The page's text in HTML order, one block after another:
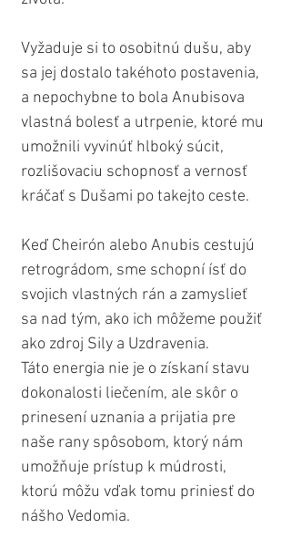
Vyžaduje si to osobitnú dušu, aby
sa jej dostalo takéhoto postavenia,
a nepochybne to bola Anubisova
vlastná bolesť a utrpenie, ktoré mu
umožnili vyvinúť hlboký súcit,
rozlišovaciu schopnosť a vernosť
kráčať s Dušami po takejto ceste.
Keď Cheirón alebo Anubis cestujú
retrográdom, sme schopní ísť do
svojich vlastných rán a zamyslieť
sa nad tým, ako ich môžeme použiť
ako zdroj Sily a Uzdravenia.
Táto energia nie je o získaní stavu
dokonalosti liečením, ale skôr o
prinesení uznania a prijatia pre
naše rany spôsobom, ktorý nám
umožňuje prístup k múdrosti,
ktorú môžu vďak tomu priniesť do
nášho Vedomia.